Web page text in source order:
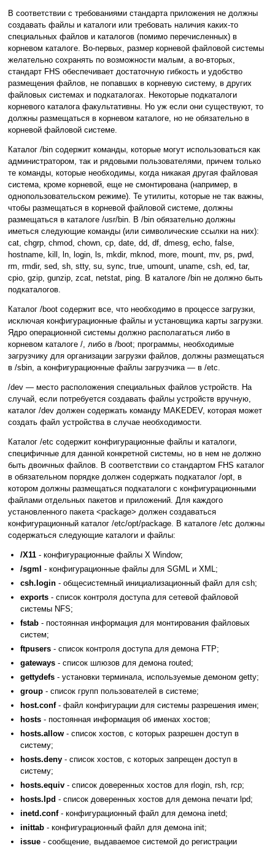
В соответствии с требованиями стандарта приложения не должны
создавать файлы и каталоги или требовать наличия каких-то
специальных файлов и каталогов (помимо перечисленных) в
корневом каталоге. Во-первых, размер корневой файловой системы
желательно сохранять по возможности малым, а во-вторых,
стандарт FHS обеспечивает достаточную гибкость и удобство
размещения файлов, не попавших в корневую систему, в других
файловых системах и подкаталогах. Некоторые подкаталоги
корневого каталога факультативны. Но уж если они существуют, то
должны размещаться в корневом каталоге, но не обязательно в
корневой файловой системе.
Каталог /bin содержит команды, которые могут использоваться как
администратором, так и рядовыми пользователями, причем только
те команды, которые необходимы, когда никакая другая файловая
система, кроме корневой, еще не смонтирована (например, в
однопользовательском режиме). Те утилиты, которые не так важны,
чтобы размещаться в корневой файловой системе, должны
размещаться в каталоге /usr/bin. В /bin обязательно должны
иметься следующие команды (или символические ссылки на них):
cat, chgrp, chmod, chown, cp, date, dd, df, dmesg, echo, false,
hostname, kill, ln, login, ls, mkdir, mknod, more, mount, mv, ps, pwd,
rm, rmdir, sed, sh, stty, su, sync, true, umount, uname, csh, ed, tar,
cpio, gzip, gunzip, zcat, netstat, ping. В каталоге /bin не должно быть
подкаталогов.
Каталог /boot содержит все, что необходимо в процессе загрузки,
исключая конфигурационные файлы и установщика карты загрузки.
Ядро операционной системы должно располагаться либо в
корневом каталоге /, либо в /boot; программы, необходимые
загрузчику для организации загрузки файлов, должны размещаться
в /sbin, а конфигурационные файлы загрузчика — в /etc.
/dev — место расположения специальных файлов устройств. На
случай, если потребуется создавать файлы устройств вручную,
каталог /dev должен содержать команду MAKEDEV, которая может
создать файл устройства в случае необходимости.
Каталог /etc содержит конфигурационные файлы и каталоги,
специфичные для данной конкретной системы, но в нем не должно
быть двоичных файлов. В соответствии со стандартом FHS каталог
в обязательном порядке должен содержать подкаталог /opt, в
котором должны размещаться подкаталоги с конфигурационными
файлами отдельных пакетов и приложений. Для каждого
установленного пакета <package> должен создаваться
конфигурационный каталог /etc/opt/package. В каталоге /etc должны
содержаться следующие каталоги и файлы:
/X11 - конфигурационные файлы X Window;
/sgml - конфигурационные файлы для SGML и XML;
csh.login - общесистемный инициализационный файл для csh;
exports - список контроля доступа для сетевой файловой
системы NFS;
fstab - постоянная информация для монтирования файловых
систем;
ftpusers - список контроля доступа для демона FTP;
gateways - список шлюзов для демона routed;
gettydefs - установки терминала, используемые демоном getty;
group - список групп пользователей в системе;
host.conf- файл конфигурации для системы разрешения имен;
hosts - постоянная информация об именах хостов;
hosts.allow - список хостов, с которых разрешен доступ в
систему;
hosts.deny - список хостов, с которых запрещен доступ в
систему;
hosts.equiv - список доверенных хостов для rlogin, rsh, rcp;
hosts.lpd - список доверенных хостов для демона печати lpd;
inetd.conf- конфигурационный файл для демона inetd;
inittab - конфигурационный файл для демона init;
issue - сообщение, выдаваемое системой до регистрации